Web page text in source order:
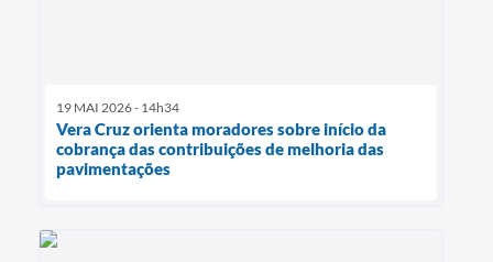
19 MAI 2026 - 14h34
Vera Cruz orienta moradores sobre início da
cobrança das contribuições de melhoria das
pavimentações